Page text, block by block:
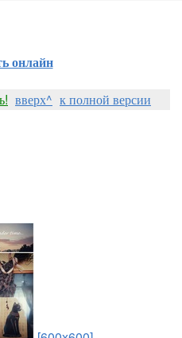
онлайн
вверх^ к полной версии